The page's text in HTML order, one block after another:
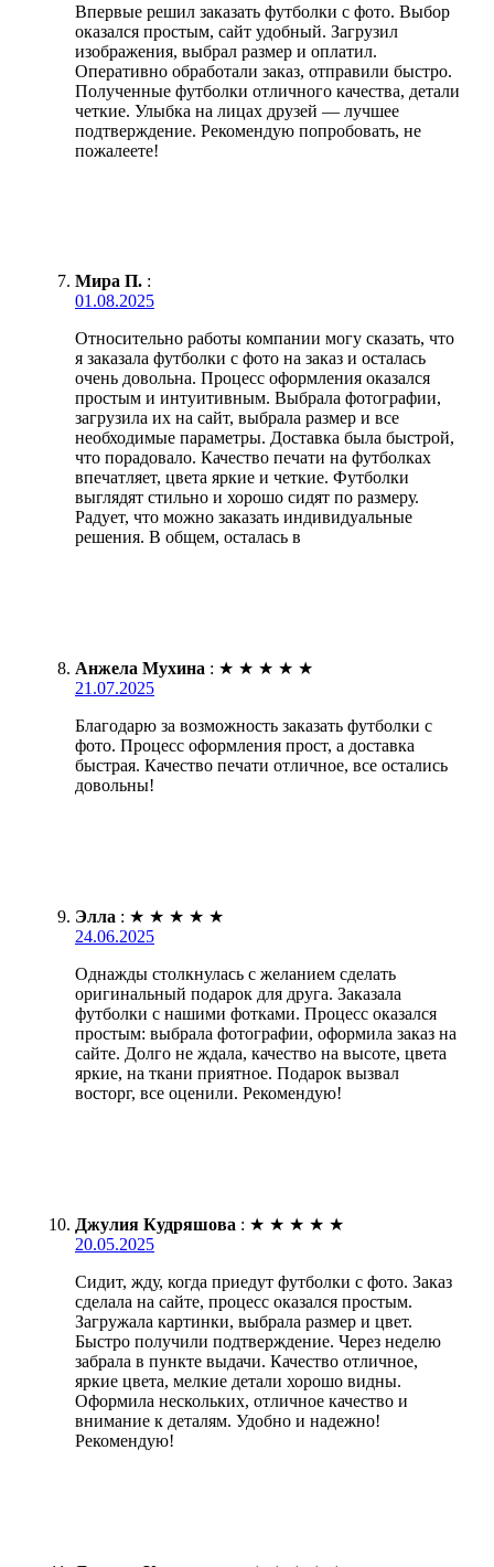
Впервые решил заказать футболки с фото. Выбор
оказался простым, сайт удобный. Загрузил
изображения, выбрал размер и оплатил.
Оперативно обработали заказ, отправили быстро.
Полученные футболки отличного качества, детали
четкие. Улыбка на лицах друзей — лучшее
подтверждение. Рекомендую попробовать, не
пожалеете!
Мира П. :
01.08.2025
Относительно работы компании могу сказать, что
я заказала футболки с фото на заказ и осталась
очень довольна. Процесс оформления оказался
простым и интуитивным. Выбрала фотографии,
загрузила их на сайт, выбрала размер и все
необходимые параметры. Доставка была быстрой,
что порадовало. Качество печати на футболках
впечатляет, цвета яркие и четкие. Футболки
выглядят стильно и хорошо сидят по размеру.
Радует, что можно заказать индивидуальные
решения. В общем, осталась в
Анжела Мухина : ★ ★ ★ ★ ★
21.07.2025
Благодарю за возможность заказать футболки с
фото. Процесс оформления прост, а доставка
быстрая. Качество печати отличное, все остались
довольны!
Элла : ★ ★ ★ ★ ★
24.06.2025
Однажды столкнулась с желанием сделать
оригинальный подарок для друга. Заказала
футболки с нашими фотками. Процесс оказался
простым: выбрала фотографии, оформила заказ на
сайте. Долго не ждала, качество на высоте, цвета
яркие, на ткани приятное. Подарок вызвал
восторг, все оценили. Рекомендую!
Джулия Кудряшова : ★ ★ ★ ★ ★
20.05.2025
Сидит, жду, когда приедут футболки с фото. Заказ
сделала на сайте, процесс оказался простым.
Загружала картинки, выбрала размер и цвет.
Быстро получили подтверждение. Через неделю
забрала в пункте выдачи. Качество отличное,
яркие цвета, мелкие детали хорошо видны.
Оформила нескольких, отличное качество и
внимание к деталям. Удобно и надежно!
Рекомендую!